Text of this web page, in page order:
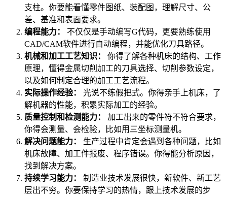
支柱。你要能看懂零件图纸、装配图，理解尺寸、公
差、基准和表面要求。
编程能力：
不仅仅是手动编写G代码，更要熟练使用
CAD/CAM软件进行自动编程，并能优化刀具路径。
机械和加工工艺知识：
你得了解各种机床的结构、工作
原理，懂得金属切削加工的刀具选择、切削参数设定，
以及如何制定合理的加工工艺流程。
实际操作经验：
光说不练假把式。你得亲手上机床，了
解机器的性能，积累实际加工的经验。
质量控制和检测能力：
加工出来的零件符不符合要求，
你得会测量、会检验，比如用三坐标测量机。
解决问题能力：
生产过程中肯定会遇到各种问题，比如
机床故障、加工件报废、程序错误。你得能分析原因，
找到解决方案。
持续学习能力：
制造业技术发展很快，新软件、新工艺
层出不穷。你要保持学习的热情，跟上技术发展的步